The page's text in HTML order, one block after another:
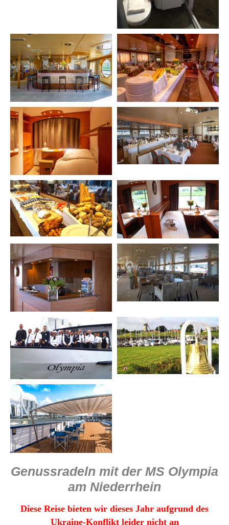
Genussradeln mit der MS Olympia
am Niederrhein
Diese Reise bieten wir dieses Jahr aufgrund des
Ukraine-Konflikt leider nicht an